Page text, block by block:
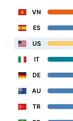
VN
ES
US
IT
DE
AU
TR